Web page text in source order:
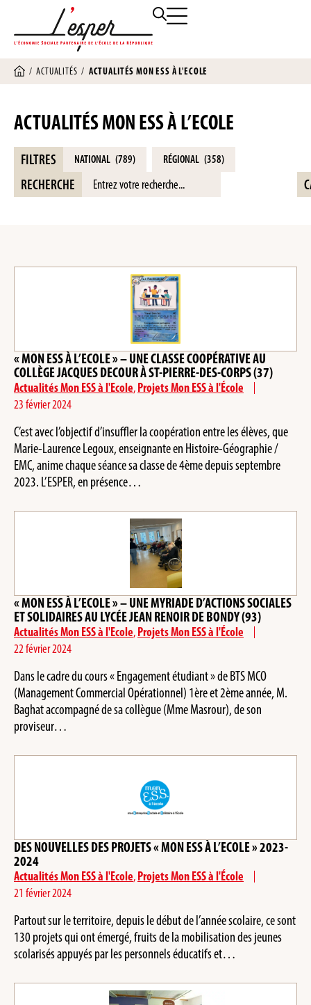
/ACTUALITÉS / ACTUALITÉS MON ESS À L'ECOLE
ACTUALITÉS MON ESS À L’ECOLE
FILTRES NATIONAL (789) RÉGIONAL (358)
RECHERCHE
« MON ESS À L’ECOLE » – UNE CLASSE COOPÉRATIVE AU
COLLÈGE JACQUES DECOUR À ST-PIERRE-DES-CORPS (37)
Actualités Mon ESS à l'Ecole,Projets Mon ESS à l'École
23 février 2024
C’est avec l’objectif d’insuffler la coopération entre les élèves, que
Marie-Laurence Legoux, enseignante en Histoire-Géographie /
EMC, anime chaque séance sa classe de 4ème depuis septembre
2023. L’ESPER, en présence…
« MON ESS À L’ECOLE » – UNE MYRIADE D’ACTIONS SOCIALES
ET SOLIDAIRES AU LYCÉE JEAN RENOIR DE BONDY (93)
Actualités Mon ESS à l'Ecole,Projets Mon ESS à l'École
22 février 2024
Dans le cadre du cours « Engagement étudiant » de BTS MCO
(Management Commercial Opérationnel) 1ère et 2ème année, M.
Baghat accompagné de sa collègue (Mme Masrour), de son
proviseur…
DES NOUVELLES DES PROJETS « MON ESS À L’ECOLE » 2023-
2024
Actualités Mon ESS à l'Ecole,Projets Mon ESS à l'École
21 février 2024
Partout sur le territoire, depuis le début de l’année scolaire, ce sont
130 projets qui ont émergé, fruits de la mobilisation des jeunes
scolarisés appuyés par les personnels éducatifs et…